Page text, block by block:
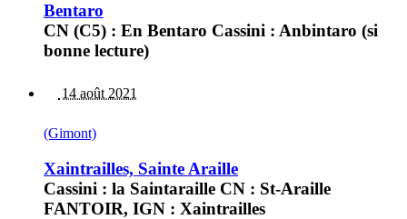
Bentaro
CN (C5) : En Bentaro Cassini : Anbintaro (si
bonne lecture)
14 août 2021
(Gimont)
Xaintrailles, Sainte Araille
Cassini : la Saintaraille CN : St-Araille
FANTOIR, IGN : Xaintrailles